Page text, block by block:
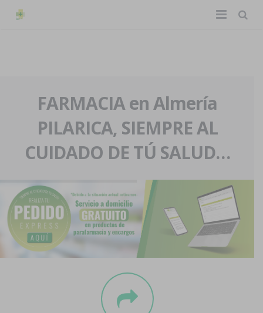
La farmacia
Nuestra historia
Nuestro equipo
Eventos
Servicios y reservas
Pedidos express
Blog
Contacto
Boletín
FARMACIA en Almería
PILARICA, SIEMPRE AL
CUIDADO DE TÚ SALUD…